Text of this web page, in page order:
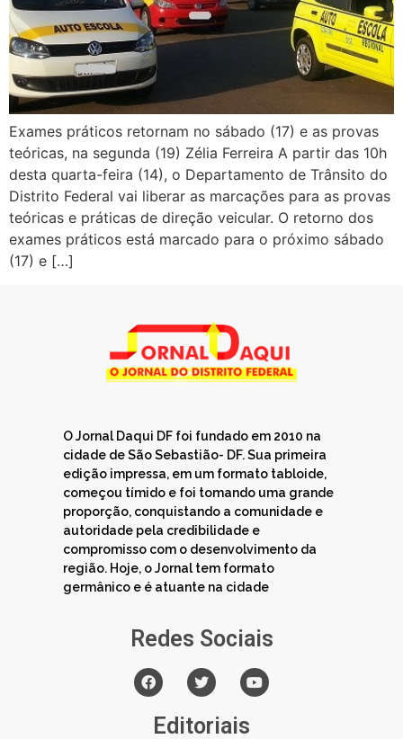
Exames práticos retornam no sábado (17) e as provas
teóricas, na segunda (19) Zélia Ferreira A partir das 10h
desta quarta-feira (14), o Departamento de Trânsito do
Distrito Federal vai liberar as marcações para as provas
teóricas e práticas de direção veicular. O retorno dos
exames práticos está marcado para o próximo sábado
(17) e […]
O Jornal Daqui DF foi fundado em 2010 na
cidade de São Sebastião- DF. Sua primeira
edição impressa, em um formato tabloide,
começou tímido e foi tomando uma grande
proporção, conquistando a comunidade e
autoridade pela credibilidade e
compromisso com o desenvolvimento da
região. Hoje, o Jornal tem formato
germânico e é atuante na cidade
Redes Sociais
Editoriais